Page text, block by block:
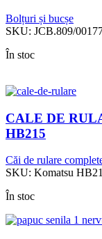
Bolțuri și bucșe
SKU: JCB.809/
În stoc
CALE DE
HB215
Căi de rulare
SKU: Komatsu
În stoc